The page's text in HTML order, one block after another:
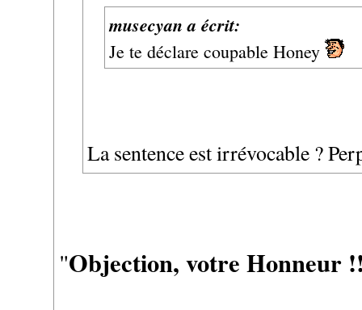
musecyan a écrit:
Je te déclare coupable Honey
La sentence est irrévocable ?
"Objection, votre Honneur